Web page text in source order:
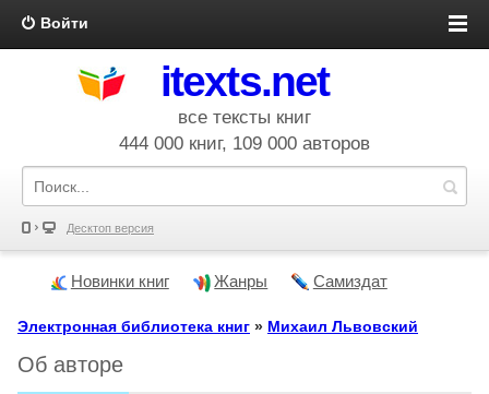
Войти
itexts.net
все тексты книг
444 000 книг, 109 000 авторов
Десктоп версия
Новинки книг Жанры Самиздат
Электронная библиотека книг » Михаил Львовский
Об авторе